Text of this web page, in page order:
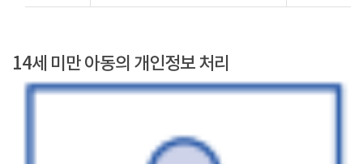
14세 미만 아동의 개인정보 처리